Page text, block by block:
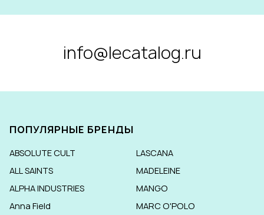
info@lecatalog.ru
ПОПУЛЯРНЫЕ БРЕНДЫ
ABSOLUTE CULT
ALL SAINTS
ALPHA INDUSTRIES
Anna Field
LASCANA
MADELEINE
MANGO
MARC O'POLO